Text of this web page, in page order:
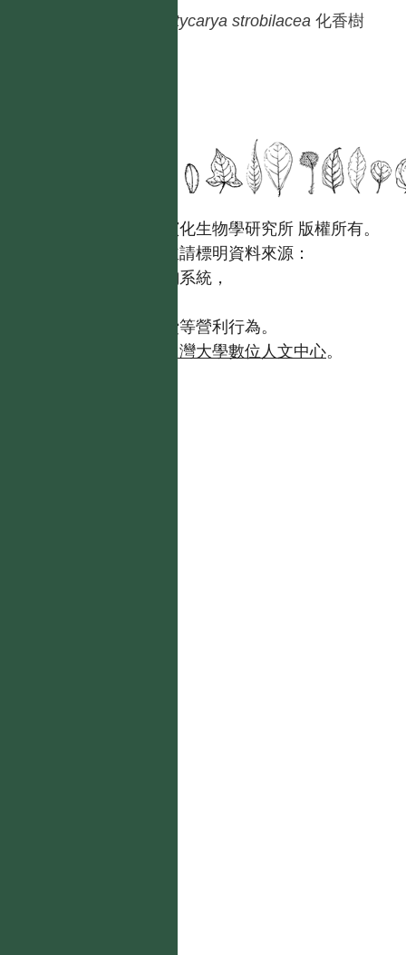
Platycarya strobilacea 化香樹
國立台灣大學生態學與演化生物學研究所 版權所有。
歡迎引用本網站資料，並請標明資料來源：
【台灣植物資訊整合查詢系統，
且不得有收取資料查詢費等營利行為。
台灣大學數位人文中心。